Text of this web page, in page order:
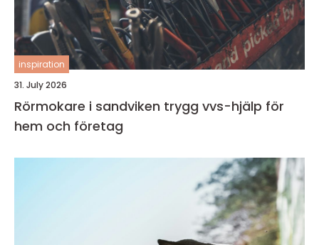
inspiration
31. July 2026
Rörmokare i sandviken trygg vvs-hjälp för
hem och företag